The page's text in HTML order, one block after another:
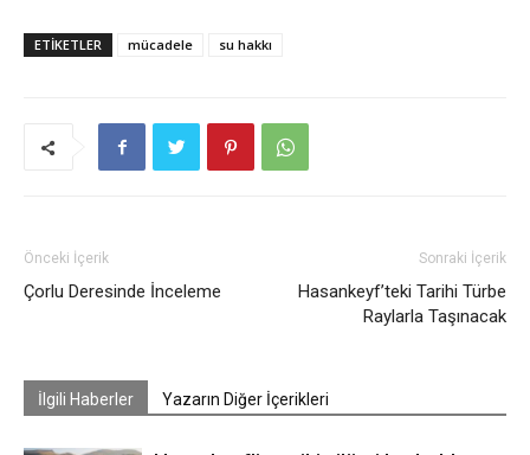
ETIKETLER mücadele su hakkı
Önceki İçerik
Çorlu Deresinde İnceleme
Sonraki İçerik
Hasankeyf’teki Tarihi Türbe
Raylarla Taşınacak
İlgili Haberler Yazarın Diğer İçerikleri